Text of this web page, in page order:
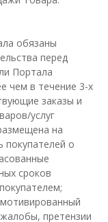
обязаны
перед
Портала
чем в течение 3-х
заказы и
услуг
на
о
сроков
претензии